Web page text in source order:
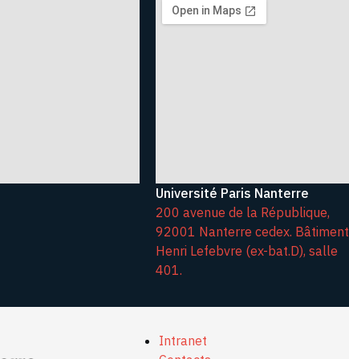
Université Paris Nanterre
200 avenue de la République,
92001 Nanterre cedex. Bâtiment
Henri Lefebvre (ex-bat.D), salle
401.
Intranet